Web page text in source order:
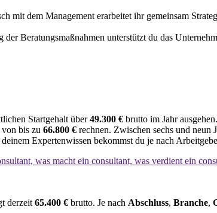
mit dem Management erarbeitet ihr gemeinsam
der Beratungsmaßnahmen unterstützt du das
Startgehalt über49.300 € brutto im Jahr
bis zu 66.800 € rechnen. Zwischen sechs und neun
Expertenwissen bekommst du je nach
derzeit 65.400 € brutto. Je nach Abschluss, Branche,